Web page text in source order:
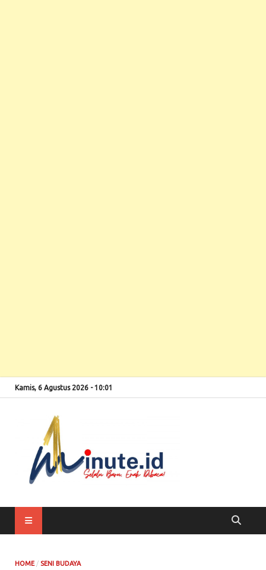
Kamis, 6 Agustus 2026 - 10:01
HOME / SENI BUDAYA